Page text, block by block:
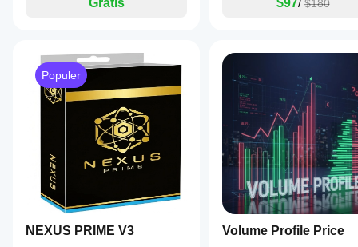
Gratis $97/ $180
Populer
NEXUS PRIME V3 Volume Profile Price